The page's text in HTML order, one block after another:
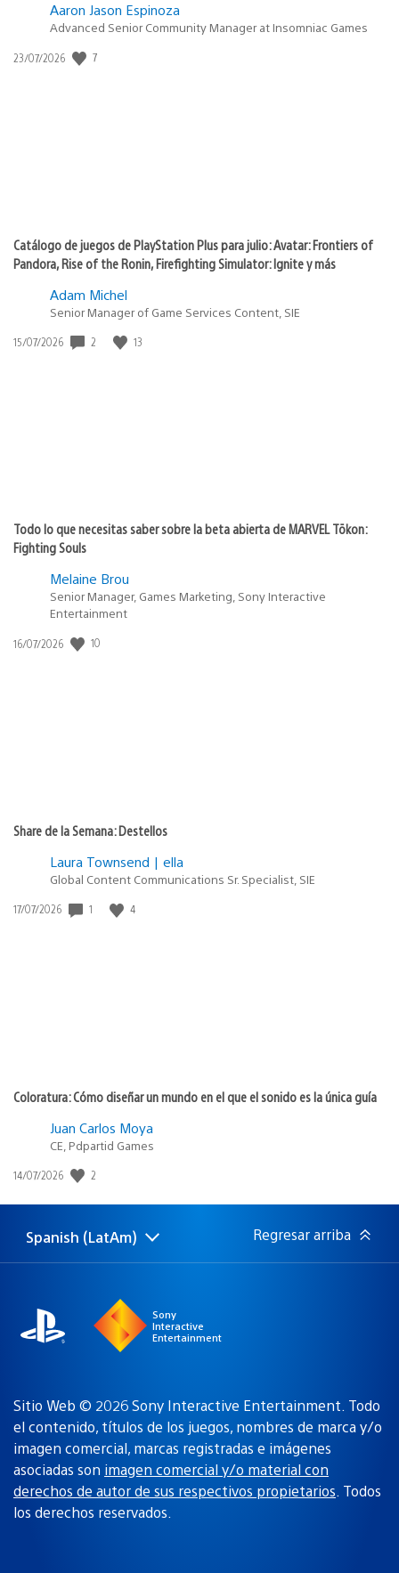
Aaron Jason Espinoza
Advanced Senior Community Manager at Insomniac Games
Fecha
23/07/2026 7
Catálogo de juegos de PlayStation Plus para julio: Avatar: Frontiers of
Pandora, Rise of the Ronin, Firefighting Simulator: Ignite y más
Adam Michel
Senior Manager of Game Services Content, SIE
Fecha
15/07/2026 2 13
Todo lo que necesitas saber sobre la beta abierta de MARVEL Tōkon:
Fighting Souls
Melaine Brou
Senior Manager, Games Marketing, Sony Interactive
Entertainment
Fecha
16/07/2026 10
Share de la Semana: Destellos
Laura Townsend | ella
Global Content Communications Sr. Specialist, SIE
Fecha
17/07/2026 1 4
Coloratura: Cómo diseñar un mundo en el que el sonido es la única guía
Juan Carlos Moya
CE, Pdpartid Games
Fecha
publicación:
14/07/2026 2
Elige
Región
Spanish (LatAm) Regresar arriba
Sony
Interactive
Entertainment
Sitio Web © 2026 Sony Interactive Entertainment. Todo
el contenido, títulos de los juegos, nombres de marca y/o
imagen comercial, marcas registradas e imágenes
asociadas son imagen comercial y/o material con
derechos de autor de sus respectivos propietarios. Todos
los derechos reservados.